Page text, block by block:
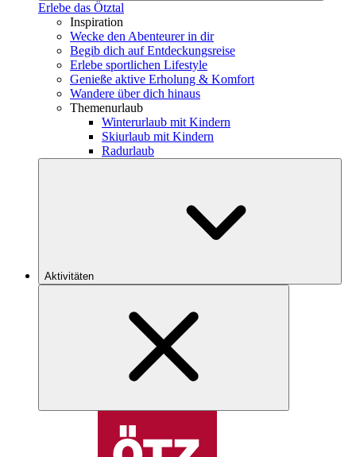
Erlebe das Ötztal
Inspiration
Wecke den Abenteurer in dir
Begib dich auf Entdeckungsreise
Erlebe sportlichen Lifestyle
Genieße aktive Erholung & Komfort
Wandere über dich hinaus
Themenurlaub
Winterurlaub mit Kindern
Skiurlaub mit Kindern
Radurlaub
Aktivitäten